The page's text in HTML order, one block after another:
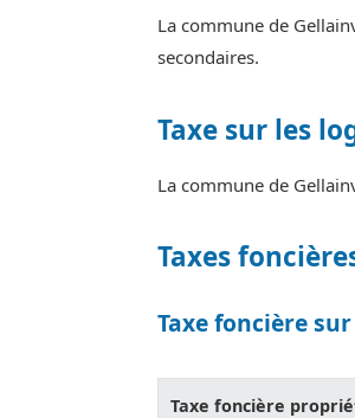
La commune de
secondaires.
Taxe sur les
La commune de
Taxes
Taxe foncière
Taxe foncière